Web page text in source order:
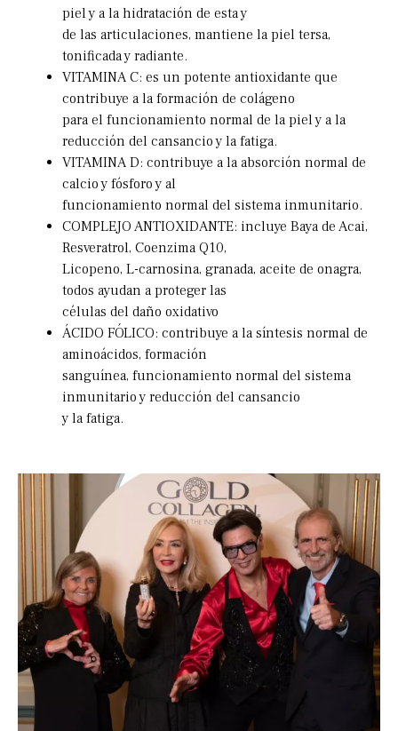
piel y a la hidratación de esta y
de las articulaciones, mantiene la piel tersa,
tonificada y radiante.
VITAMINA C: es un potente antioxidante que
contribuye a la formación de colágeno
para el funcionamiento normal de la piel y a la
reducción del cansancio y la fatiga.
VITAMINA D: contribuye a la absorción normal de
calcio y fósforo y al
funcionamiento normal del sistema inmunitario.
COMPLEJO ANTIOXIDANTE: incluye Baya de Acai,
Resveratrol, Coenzima Q10,
Licopeno, L-carnosina, granada, aceite de onagra,
todos ayudan a proteger las
células del daño oxidativo
ÁCIDO FÓLICO: contribuye a la síntesis normal de
aminoácidos, formación
sanguínea, funcionamiento normal del sistema
inmunitario y reducción del cansancio
y la fatiga.